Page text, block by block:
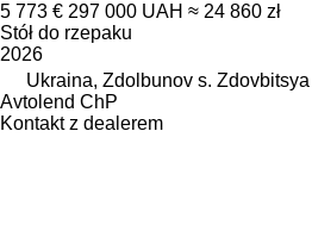
5 773 € 297 000 UAH ≈ 24 860 zł
Stół do rzepaku
2026
Ukraina, Zdolbunov s. Zdovbitsya
Avtolend ChP
Kontakt z dealerem